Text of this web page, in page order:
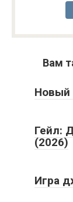
Вам
Новый
Гейл:
(2026)
Игра